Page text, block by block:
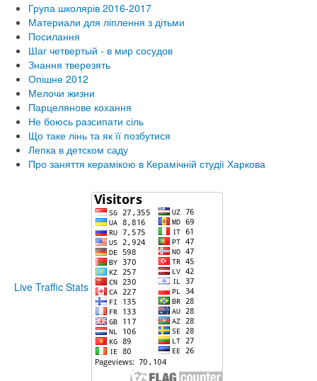
Група школярів 2016-2017
Материали для ліплення з дітьми
Посилання
Шаг четвертый - в мир сосудов
Знання тверезять
Опішне 2012
Мелочи жизни
Парцелянове кохання
Не боюсь разсипати сіль
Що таке лінь та як її позбутися
Лепка в детском саду
Про заняття керамікою в Керамічній студії Харкова
Live Traffic Stats